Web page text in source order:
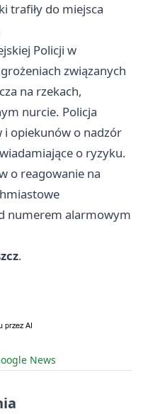
trafiły do miejsca
Policji w
związanych
na rzekach,
nurcie. Policja
i opiekunów o nadzór
o ryzyku.
o reagowanie na
numerem alarmowym
.
News